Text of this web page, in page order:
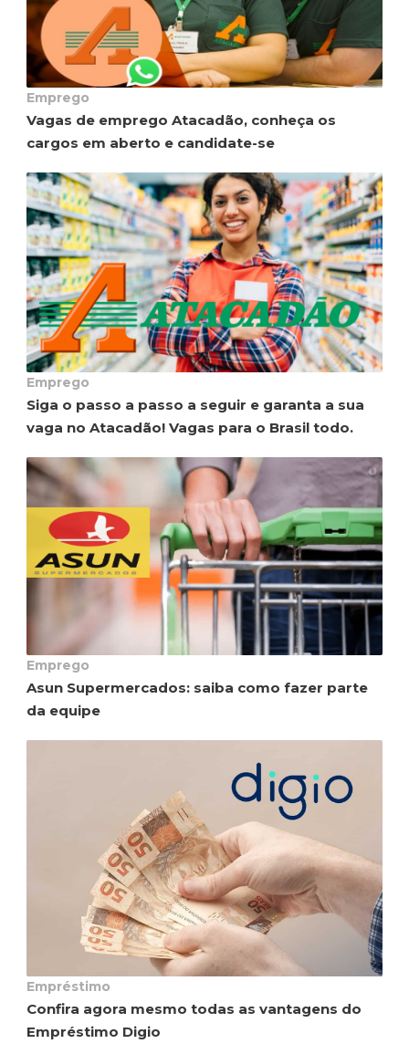
Emprego
Vagas de emprego Atacadão, conheça os
cargos em aberto e candidate-se
Emprego
Siga o passo a passo a seguir e garanta a sua
vaga no Atacadão! Vagas para o Brasil todo.
Emprego
Asun Supermercados: saiba como fazer parte
da equipe
Empréstimo
Confira agora mesmo todas as vantagens do
Empréstimo Digio